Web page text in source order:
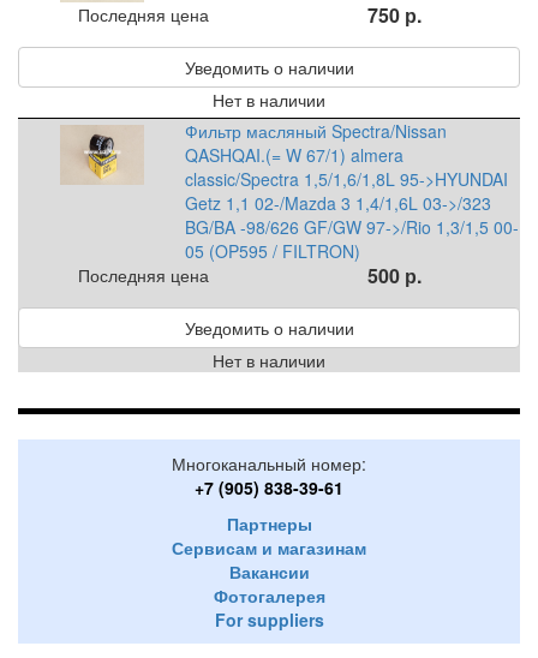
Последняя цена
750 р.
Уведомить о наличии
Нет в наличии
Фильтр масляный Spectra/Nissan
QASHQAI.(= W 67/1) almera
classic/Spectra 1,5/1,6/1,8L 95->HYUNDAI
Getz 1,1 02-/Mazda 3 1,4/1,6L 03->/323
BG/BA -98/626 GF/GW 97->/Rio 1,3/1,5 00-
05 (OP595 / FILTRON)
Последняя цена
500 р.
Уведомить о наличии
Нет в наличии
Многоканальный номер:
+7 (905) 838-39-61
Партнеры
Сервисам и магазинам
Вакансии
Фотогалерея
For suppliers